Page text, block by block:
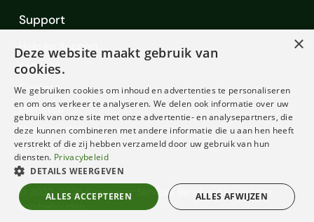
Support
Help en Support
FAQ
Contact
Diensten
Voorwaarden
© 2022-2026 Freelancer Services Benelux. Alle rechten
voorbehouden.
×
Deze website maakt gebruik van
cookies.
We gebruiken cookies om inhoud en advertenties te personaliseren
en om ons verkeer te analyseren. We delen ook informatie over uw
gebruik van onze site met onze advertentie- en analysepartners, die
deze kunnen combineren met andere informatie die u aan hen heeft
verstrekt of die zij hebben verzameld door uw gebruik van hun
diensten. Privacybeleid
DETAILS WEERGEVEN
ALLES ACCEPTEREN ALLES AFWIJZEN